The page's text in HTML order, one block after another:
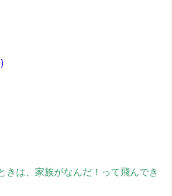
は、家族がなんだ！って飛んでき